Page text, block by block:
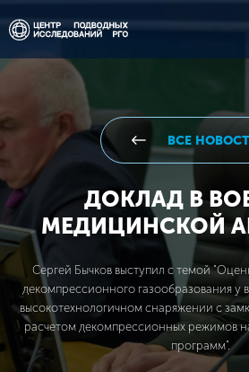
ВСЕ
ДОКЛАД В
МЕДИЦИНСКОЙ
Сергей Бычков выступил с темой
декомпрессионного газообразования у
высокотехнологичном снаряжении с
расчетом декомпрессионных режимов
программ".